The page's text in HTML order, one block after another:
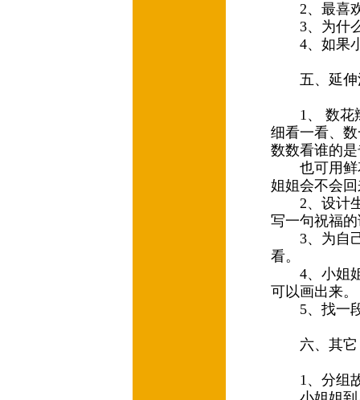
2、最喜欢
3、为什么
4、如果小
五、延伸
1、 数花辫
细看一看、
数数看谁的
也可用鲜
姐姐会不会
2、设计生
写一句祝福
3、为自己
看。
4、小姐姐
可以画出来
5、找一段
六、其
1、分组